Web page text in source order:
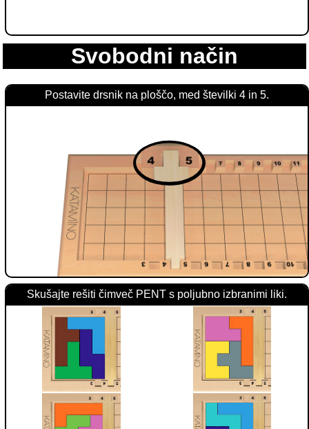
Svobodni način
Postavite drsnik na ploščo, med številki 4 in 5.
Skušajte rešiti čimveč PENT s poljubno izbranimi liki.